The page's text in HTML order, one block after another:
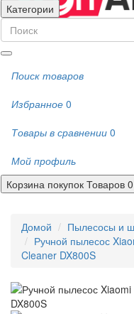
Категории
Поиск товаров
Избранное 0
Товары в сравнении 0
Мой профиль
Корзина покупок Товаров
Домой
Пылесосы и
Ручной пылесос
Cleaner DX800S